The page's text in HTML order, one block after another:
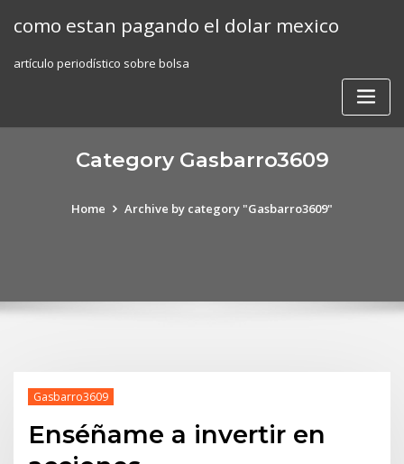
como estan pagando el dolar mexico
artículo periodístico sobre bolsa
Category Gasbarro3609
Home Archive by category "Gasbarro3609"
Gasbarro3609
Enséñame a invertir en